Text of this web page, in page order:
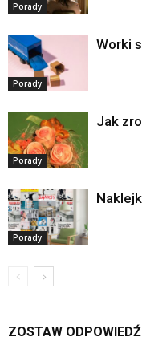
Porady
Porady
Worki
Porady
Jak
Porady
ZOSTAW ODPOWIEDŹ